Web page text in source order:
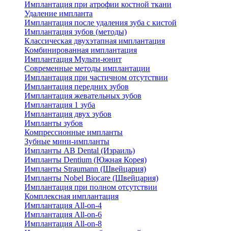
Имплантация при атрофии костной ткани
Удаление импланта
Имплантация после удаления зуба с кистой
Имплантация зубов (методы)
Классическая двухэтапная имплантация
Комбинированная имплантация
Имплантация Мульти-юнит
Современные методы имплантации
Имплантация при частичном отсутствии
Имплантация передних зубов
Имплантация жевательных зубов
Имплантация 1 зуба
Имплантация двух зубов
Импланты зубов
Компрессионные импланты
Зубные мини-импланты
Импланты AB Dental (Израиль)
Импланты Dentium (Южная Корея)
Импланты Straumann (Швейцария)
Импланты Nobel Biocare (Швейцария)
Имплантация при полном отсутствии
Комплексная имплантация
Имплантация All-on-4
Имплантация All-on-6
Имплантация All-on-8